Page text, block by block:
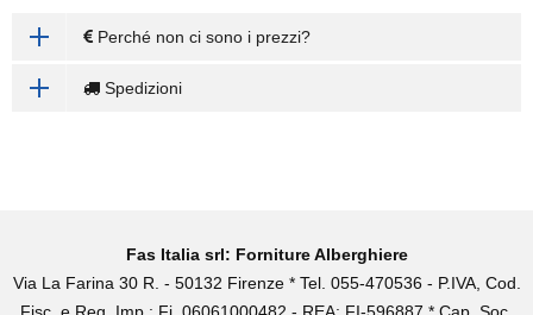
Perché non ci sono i prezzi?
Spedizioni
Fas Italia srl: Forniture Alberghiere
Via La Farina 30 R. - 50132 Firenze * Tel. 055-470536 - P.IVA, Cod.